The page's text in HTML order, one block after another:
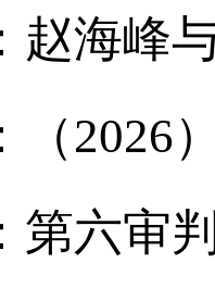
赵海峰
（2026
第六审